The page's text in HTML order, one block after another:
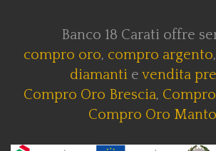
Banco 18 Carati offre
compro oro, compro argento,
diamantie vendita
Compro Oro Brescia,
Compro Oro